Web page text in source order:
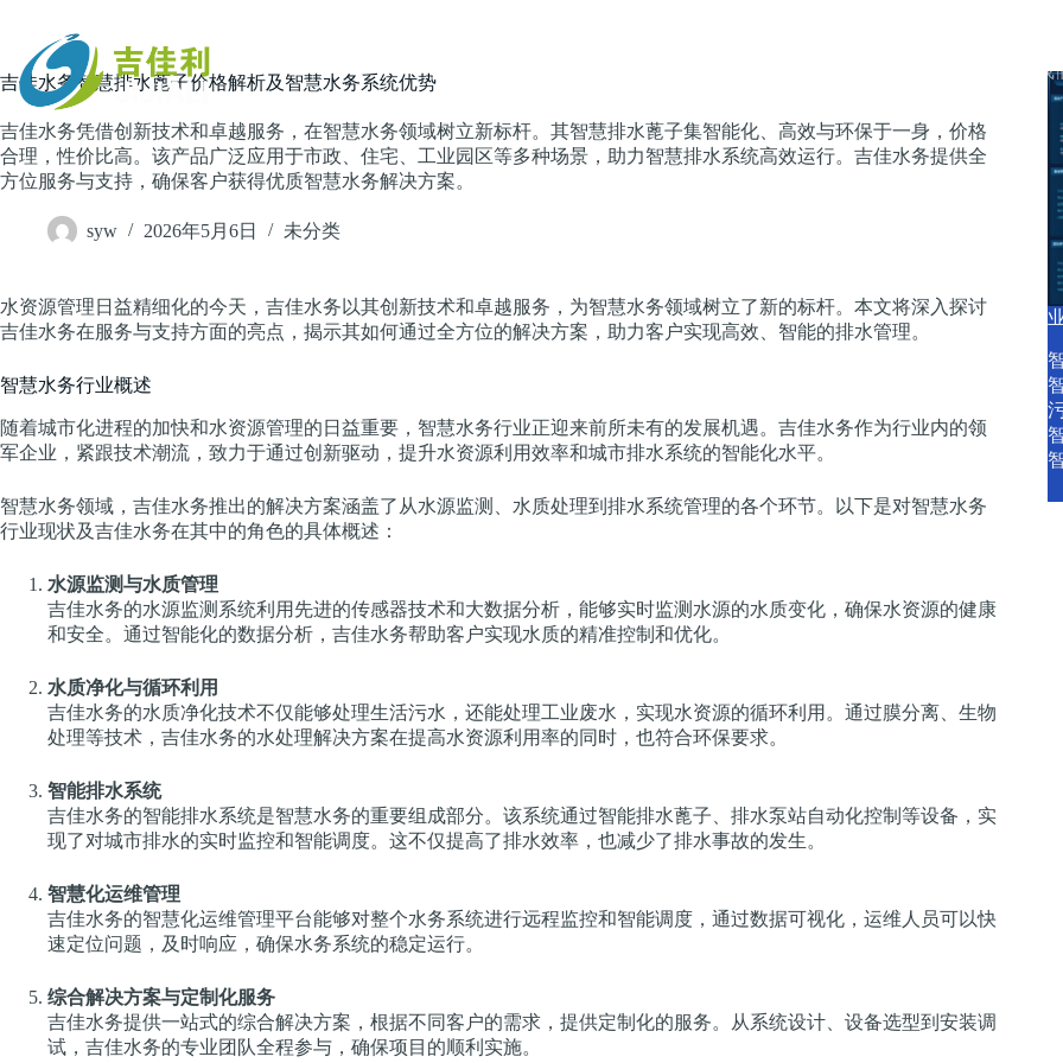
容
主页 关于我
吉佳水务智慧排水蓖子价格解析及智慧水务系统优势
吉佳水务凭借创新技术和卓越服务，在智慧水务领域树立新标杆。其智慧排水蓖子集智能化、高效与环保于一身，价格
合理，性价比高。该产品广泛应用于市政、住宅、工业园区等多种场景，助力智慧排水系统高效运行。吉佳水务提供全
方位服务与支持，确保客户获得优质智慧水务解决方案。
syw 2026年5月6日 未分类
水资源管理日益精细化的今天，吉佳水务以其创新技术和卓越服务，为智慧水务领域树立了新的标杆。本文将深入探讨
吉佳水务在服务与支持方面的亮点，揭示其如何通过全方位的解决方案，助力客户实现高效、智能的排水管理。
智慧水务行业概述
随着城市化进程的加快和水资源管理的日益重要，智慧水务行业正迎来前所未有的发展机遇。吉佳水务作为行业内的领
军企业，紧跟技术潮流，致力于通过创新驱动，提升水资源利用效率和城市排水系统的智能化水平。
智慧水务领域，吉佳水务推出的解决方案涵盖了从水源监测、水质处理到排水系统管理的各个环节。以下是对智慧水务
行业现状及吉佳水务在其中的角色的具体概述：
水源监测与水质管理
吉佳水务的水源监测系统利用先进的传感器技术和大数据分析，能够实时监测水源的水质变化，确保水资源的健康
和安全。通过智能化的数据分析，吉佳水务帮助客户实现水质的精准控制和优化。
水质净化与循环利用
吉佳水务的水质净化技术不仅能够处理生活污水，还能处理工业废水，实现水资源的循环利用。通过膜分离、生物
处理等技术，吉佳水务的水处理解决方案在提高水资源利用率的同时，也符合环保要求。
智能排水系统
吉佳水务的智能排水系统是智慧水务的重要组成部分。该系统通过智能排水蓖子、排水泵站自动化控制等设备，实
现了对城市排水的实时监控和智能调度。这不仅提高了排水效率，也减少了排水事故的发生。
智慧化运维管理
吉佳水务的智慧化运维管理平台能够对整个水务系统进行远程监控和智能调度，通过数据可视化，运维人员可以快
速定位问题，及时响应，确保水务系统的稳定运行。
综合解决方案与定制化服务
吉佳水务提供一站式的综合解决方案，根据不同客户的需求，提供定制化的服务。从系统设计、设备选型到安装调
试，吉佳水务的专业团队全程参与，确保项目的顺利实施。